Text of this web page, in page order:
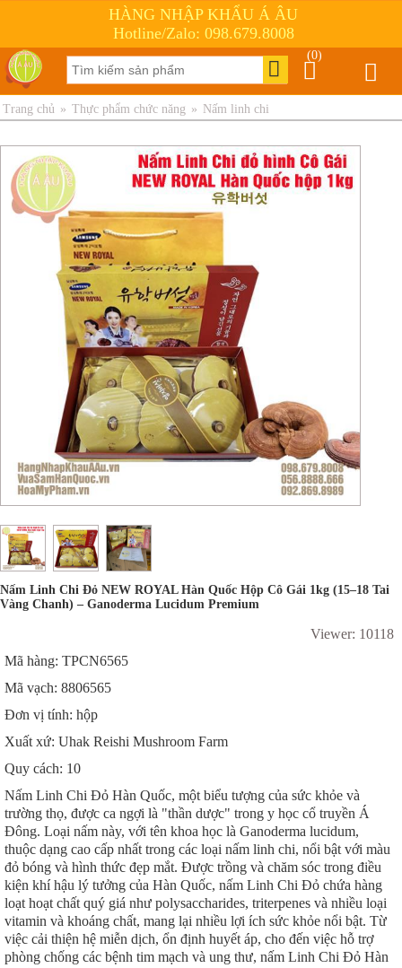
HÀNG NHẬP KHẨU Á ÂU
Hotline/Zalo: 098.679.8008
(0)
Trang chủ » Thực phẩm chức năng » Nấm linh chi
Nấm Linh Chi Đỏ NEW ROYAL Hàn Quốc Hộp Cô Gái 1kg (15–18 Tai
Vàng Chanh) – Ganoderma Lucidum Premium
Viewer: 10118
Mã hàng: TPCN6565
Mã vạch: 8806565
Đơn vị tính: hộp
Xuất xứ: Uhak Reishi Mushroom Farm
Quy cách: 10
Nấm Linh Chi Đỏ Hàn Quốc, một biểu tượng của sức khỏe và
trường thọ, được ca ngợi là "thần dược" trong y học cổ truyền Á
Đông. Loại nấm này, với tên khoa học là Ganoderma lucidum,
thuộc dạng cao cấp nhất trong các loại nấm linh chi, nổi bật với màu
đỏ bóng và hình thức đẹp mắt. Được trồng và chăm sóc trong điều
kiện khí hậu lý tưởng của Hàn Quốc, nấm Linh Chi Đỏ chứa hàng
loạt hoạt chất quý giá như polysaccharides, triterpenes và nhiều loại
vitamin và khoáng chất, mang lại nhiều lợi ích sức khỏe nổi bật. Từ
việc cải thiện hệ miễn dịch, ổn định huyết áp, cho đến việc hỗ trợ
phòng chống các bệnh tim mạch và ung thư, nấm Linh Chi Đỏ Hàn